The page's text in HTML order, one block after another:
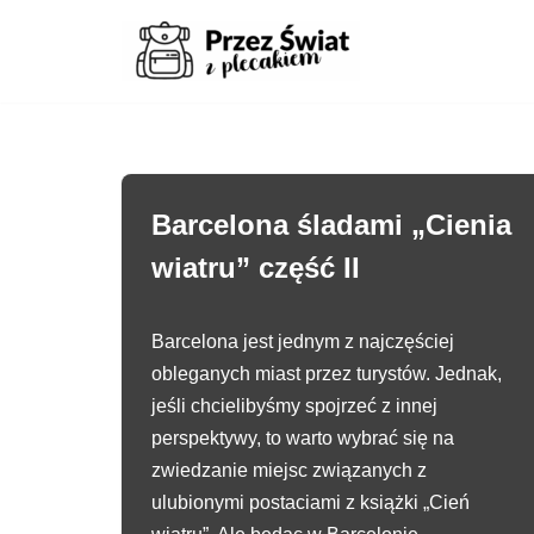
Barcelona śladami „Cienia
wiatru” część II
Barcelona jest jednym z najczęściej
obleganych miast przez turystów. Jednak,
jeśli chcielibyśmy spojrzeć z innej
perspektywy, to warto wybrać się na
zwiedzanie miejsc związanych z
ulubionymi postaciami z książki „Cień